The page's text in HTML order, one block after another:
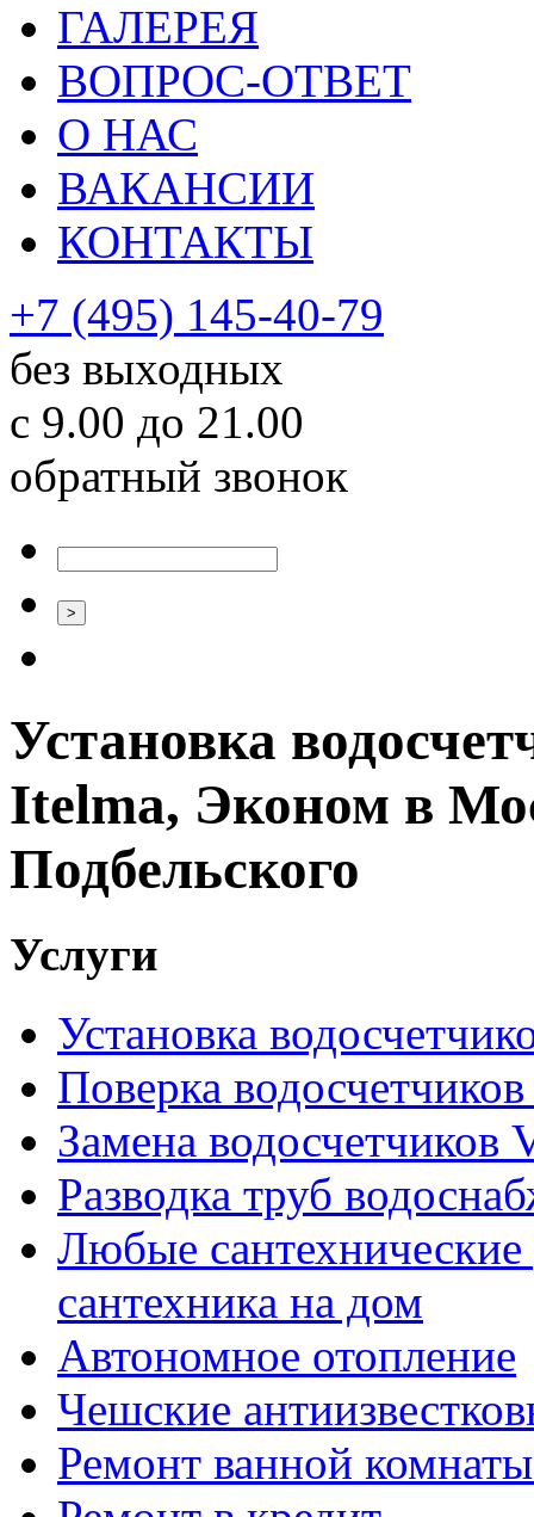
ГАЛЕРЕЯ
ВОПРОС-ОТВЕТ
О НАС
ВАКАНСИИ
КОНТАКТЫ
+7 (495) 145-40-79
без выходных
с 9.00 до 21.00
обратный звонок
Установка
Itelma, Эконом в
Подбельского
Услуги
Установка
Поверка водосчетчиков
Замена
Разводка труб
Любые
сантехника на дом
Автономное отопление
Чешские
Ремонт ванной